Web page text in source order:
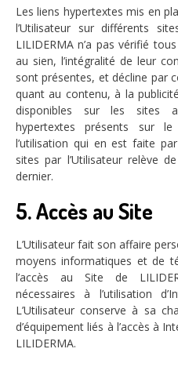
Les liens hypertextes mis en
l’Utilisateur sur différents
LILIDERMA n’a pas vérifié
au sien, l’intégralité de leur
sont présentes, et décline par
quant au contenu, à la
disponibles sur les sites
hypertextes présents sur
l’utilisation qui en est faite
sites par l’Utilisateur relève
dernier.
5. Accès au Site
L’Utilisateur fait son affaire
moyens informatiques et de
l’accès au Site de
nécessaires à l’utilisation
L’Utilisateur conserve à sa
d’équipement liés à l’accès à
LILIDERMA.